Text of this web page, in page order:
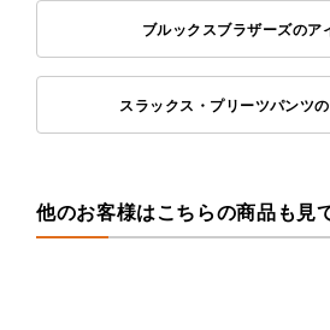
ブルックスブラザーズのア
スラックス・プリーツパンツ
他のお客様はこちらの商品も見